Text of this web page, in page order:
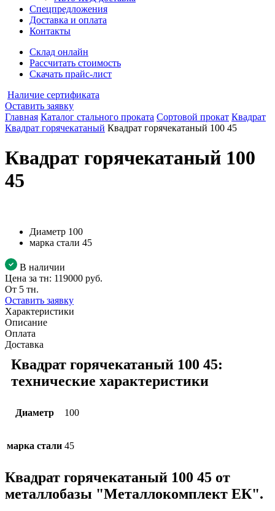
Спецпредложения
Доставка и оплата
Контакты
Склад онлайн
Рассчитать стоимость
Скачать прайс-лист
Наличие сертификата
Оставить заявку
Главная Каталог стального проката Сортовой прокат Квадрат
Квадрат горячекатаный Квадрат горячекатаный 100 45
Квадрат горячекатаный 100
45
Диаметр 100
марка стали 45
В наличии
Цена за тн: 119000 руб.
От 5 тн.
Оставить заявку
Характеристики
Описание
Оплата
Доставка
Квадрат горячекатаный 100 45:
технические характеристики
Диаметр 100
марка стали 45
Квадрат горячекатаный 100 45 от
металлобазы "Металлокомплект ЕК".